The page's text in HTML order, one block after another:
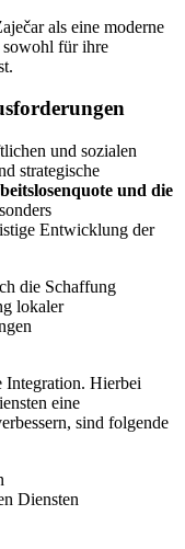
als eine moderne
sowohl für ihre
und sozialen
strategische
und die
Entwicklung der
die Schaffung
lokaler
Integration. Hierbei
eine
sind folgende
Diensten